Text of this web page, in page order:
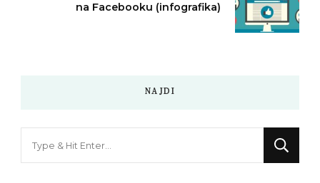
na Facebooku (infografika)
NAJDI